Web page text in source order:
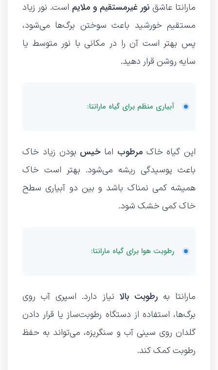
مارانتا عاشق نور غیرمستقیم و ملایم است. نور زیاد
مستقیم خورشید باعث سوختن برگ‌ها می‌شود،
پس بهتر است آن را در مکانی با نور متوسط یا
سایه روشن قرار دهید.
آبیاری منظم برای گیاه مارانتا:
این گیاه خاکمرطوب اماخیس بودن زیاد خاک
باعث پوسیدگی ریشه می‌شود. بهتر است خاک
همیشه کمی نمناک باشد و بین دو آبیاری سطح
خاک کمی خشک شود.
رطوبت هوا برای گیاه مارانتا:
مارانتا به رطوبت بالا نیاز دارد. اسپری آب روی
برگ‌ها، استفاده از دستگاه رطوبت‌ساز یا قرار دادن
گلدان روی سینی آب و سنگریزه، می‌تواند به حفظ
رطوبت کمک کند.